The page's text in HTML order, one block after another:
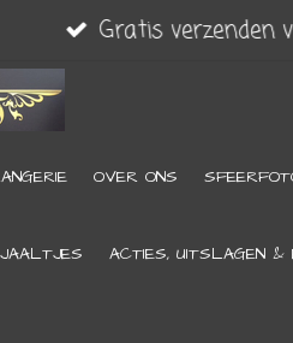
Gratis verzenden
OVER ONS
ACTIES, UITSLAGEN &